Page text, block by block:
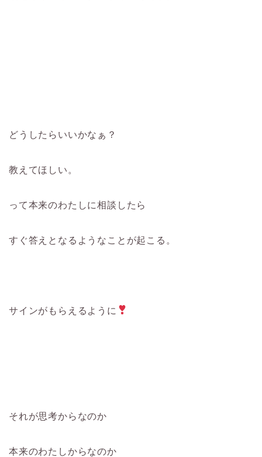
どうしたらいいかなぁ？
教えてほしい。
って本来のわたしに相談したら
すぐ答えとなるようなことが起こる。
サインがもらえるように
それが思考からなのか
本来のわたしからなのか